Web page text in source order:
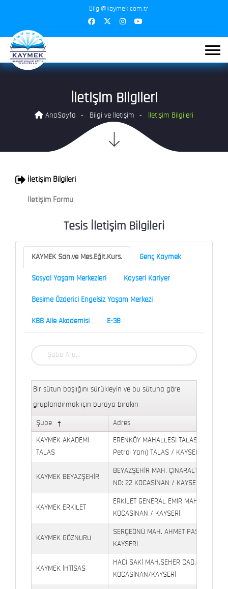
bilgi@kaymek.com.tr
İletişim Bilgileri
AnaSayfa Bilgi ve İletişim İletişim Bilgileri
İletişim Bilgileri
İletişim Formu
Tesis İletişim Bilgileri
KAYMEK San.ve Mes.Eğit.Kurs. Genç Kaymek
Sosyal Yaşam Merkezleri Kayseri Kariyer
Besime Özderici Engelsiz Yaşam Merkezi
KBB Aile Akademisi E-38
Bir sütun başlığını sürükleyin ve bu sütuna göre
gruplandırmak için buraya bırakın
Şube Adres
KAYMEK AKADEMİ
TALAS
ERENKÖY MAHALLESİ TALAS
Petrol Yanı) TALAS / KAYSERİ
KAYMEK BEYAZŞEHİR
BEYAZŞEHİR MAH. ÇINARALTI
NO: 22 KOCASİNAN / KAYSERİ
KAYMEK ERKİLET
ERKİLET GENERAL EMİR MAH.
KOCASİNAN / KAYSERİ
KAYMEK GÖZNURU
SERÇEÖNÜ MAH. AHMET PAŞA CAD.
KAYSERİ
KAYMEK İHTİSAS
HACI SAKİ MAH.SEHER CAD.(6009
KOCASİNAN/KAYSERİ